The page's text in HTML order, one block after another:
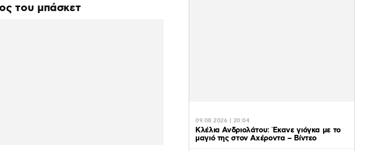
του μπάσκετ
09.08.2026 | 20:04
Κλέλια Ανδριολάτου: Έκανε γιόγκα με το
μαγιό της στον Αχέροντα – Βίντεο